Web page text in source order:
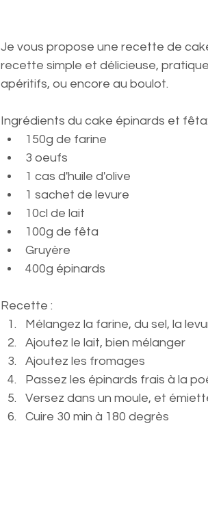
Je vous propose une recette de
recette simple et délicieuse,
apéritifs, ou encore au boulot.
Ingrédients du cake épinards et fêta:
150g de farine
3 oeufs
1 cas d'huile d'olive
1 sachet de levure
10cl de lait
100g de fêta
Gruyère
400g épinards
Recette :
Mélangez la farine, du sel, la
Ajoutez le lait, bien mélanger
Ajoutez les fromages
Passez les épinards frais à la
Versez dans un moule, et
Cuire 30 min à 180 degrès